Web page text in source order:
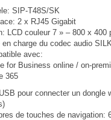
SIP-T48S/SK
2 x RJ45 Gigabit
LCD couleur 7 » – 800 x 400
en charge du codec audio
avec:
for Business online / on-
365
pour connecter un dongle
de touches de navigation: